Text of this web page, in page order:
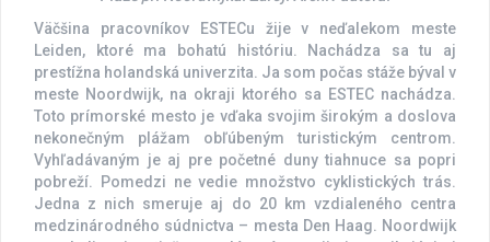
Väčšina pracovníkov ESTECu žije v neďalekom meste
Leiden, ktoré ma bohatú históriu. Nachádza sa tu aj
prestížna holandská univerzita. Ja som počas stáže býval v
meste Noordwijk, na okraji ktorého sa ESTEC nachádza.
Toto prímorské mesto je vďaka svojim širokým a doslova
nekonečným plážam obľúbeným turistickým centrom.
Vyhľadávaným je aj pre početné duny tiahnuce sa popri
pobreží. Pomedzi ne vedie množstvo cyklistických trás.
Jedna z nich smeruje aj do 20 km vzdialeného centra
medzinárodného súdnictva – mesta Den Haag. Noordwijk